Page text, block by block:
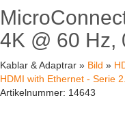
4K @ 60 Hz,
Kablar & Adaptrar » Bild »
HDMI with Ethernet - Serie
Artikelnummer: 14643